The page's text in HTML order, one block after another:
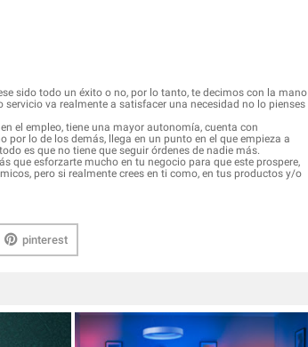
sido todo un éxito o no, por lo tanto, te decimos con la mano
va realmente a satisfacer una necesidad no lo pienses
el empleo, tiene una mayor autonomía, cuenta con
lo de los demás, llega en un punto en el que empieza a
es que no tiene que seguir órdenes de nadie más.
que esforzarte mucho en tu negocio para que este prospere,
pero si realmente crees en ti como, en tus productos y/o
pinterest